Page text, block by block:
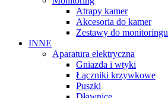
Atrapy kamer
Akcesoria do kamer
Zestawy do monitoringu
INNE
Aparatura elektryczna
Gniazda i wtyki
Łączniki krzywkowe
Puszki